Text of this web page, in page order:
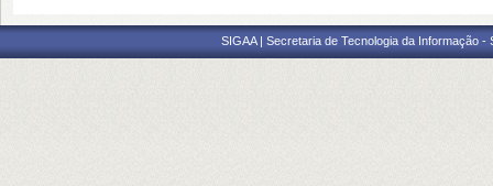
SIGAA | Secretaria de Tecnologia da Informação